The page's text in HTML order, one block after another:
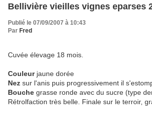
Bellivière vieilles vignes eparses
Publié le 07/09/2007 à 10:43
Par Fred
Cuvée élevage 18 mois.
Couleurjaune dorée
Nez sur l'anis puis progressivement il
Bouche grasse ronde avec du sucre (type
Rétrolfaction très belle. Finale sur le terroir,